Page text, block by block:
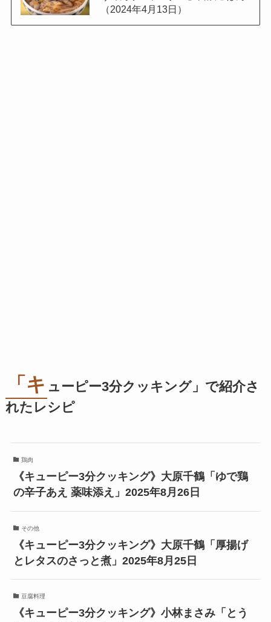
（2024年4月13日）
「キ ューピー3分クッキング」で紹介さ
れたレシピ
鶏肉
《キューピー3分クッキング》大原千鶴「ゆで鶏
の辛子あえ 薬味添え」2025年8月26日
その他
《キューピー3分クッキング》大原千鶴「厚揚げ
とレタスのさっと煮」2025年8月25日
豆腐料理
《キューピー3分クッキング》小林まさみ「とう